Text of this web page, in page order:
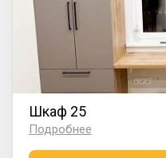
Шкаф 25
Подробнее